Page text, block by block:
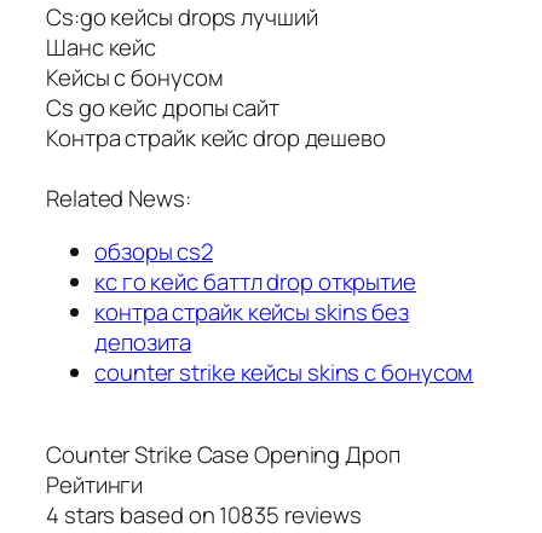
Cs:go кейсы drops лучший
Шанс кейс
Кейсы с бонусом
Cs go кейс дропы сайт
Контра страйк кейс drop дешево
Related News:
обзоры cs2
кс го кейс баттл drop открытие
контра страйк кейсы skins без
депозита
counter strike кейсы skins с бонусом
Counter Strike Case Opening Дроп
Рейтинги
4 stars based on10835 reviews